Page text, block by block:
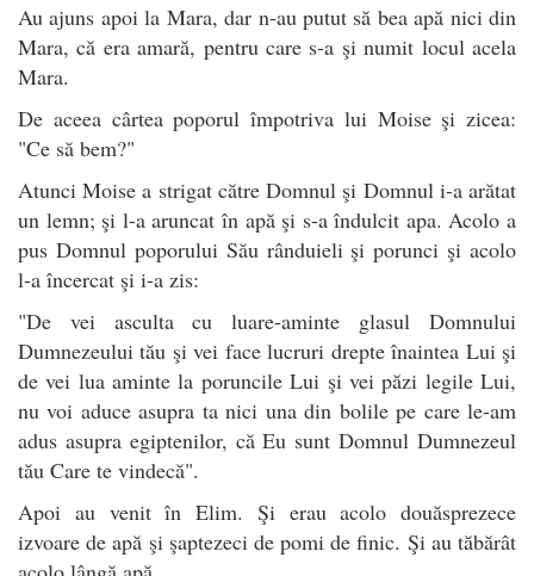
Au ajuns apoi la Mara, dar n-au putut să bea apă nici din
Mara, că era amară, pentru care s-a şi numit locul acela
Mara.
De aceea cârtea poporul împotriva lui Moise şi zicea:
"Ce să bem?"
Atunci Moise a strigat către Domnul şi Domnul i-a arătat
un lemn; şi l-a aruncat în apă şi s-a îndulcit apa. Acolo a
pus Domnul poporului Său rânduieli şi porunci şi acolo
l-a încercat şi i-a zis:
"De vei asculta cu luare-aminte glasul Domnului
Dumnezeului tău şi vei face lucruri drepte înaintea Lui şi
de vei lua aminte la poruncile Lui şi vei păzi legile Lui,
nu voi aduce asupra ta nici una din bolile pe care le-am
adus asupra egiptenilor, că Eu sunt Domnul Dumnezeul
tău Care te vindecă".
Apoi au venit în Elim. Şi erau acolo douăsprezece
izvoare de apă şi şaptezeci de pomi de finic. Şi au tăbărât